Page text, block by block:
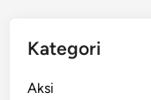
Kategori
Aksi